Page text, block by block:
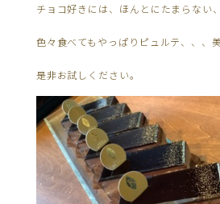
チョコ好きには、ほんとにたまらない、
色々食べてもやっぱりピュルテ、、、美
是非お試しください。